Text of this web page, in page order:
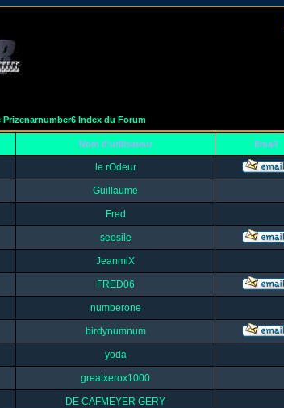
Index du Forum
Nom d'utilisateur Email
le rOdeur
Guillaume
Fred
seesile
JeanmiX
FRED06
numberone
birdynumnum
yoda
greatxerox1000
DE CAFMEYER GERY